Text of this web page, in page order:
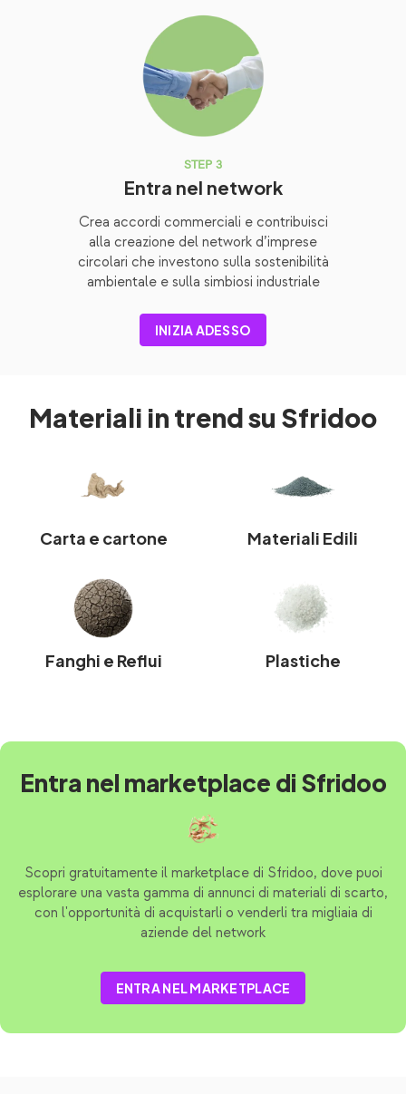
STEP 3
Entra nel network
Crea accordi commerciali e contribuisci
alla creazione del network d’imprese
circolari che investono sulla sostenibilità
ambientale e sulla simbiosi industriale
INIZIA ADESSO
Materiali in trend su Sfridoo
Carta e cartone Materiali Edili
Fanghi e Reflui Plastiche
Entra nel marketplace di Sfridoo
Scopri gratuitamente il marketplace di Sfridoo, dove puoi
esplorare una vasta gamma di annunci di materiali di scarto,
con l'opportunità di acquistarli o venderli tra migliaia di
aziende del network
ENTRA NEL MARKETPLACE